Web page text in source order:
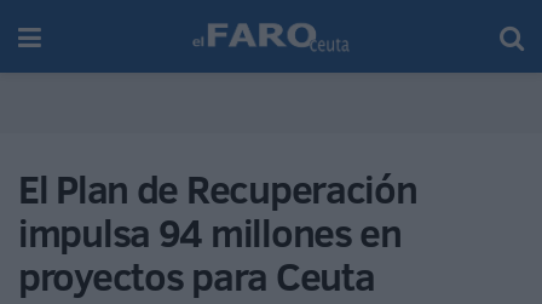
El Plan de Recuperación
impulsa 94 millones en
proyectos para Ceuta